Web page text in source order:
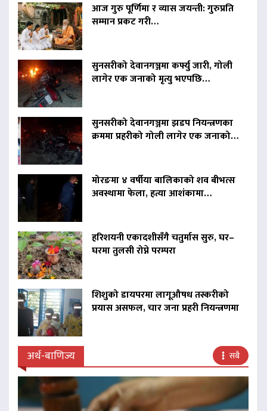
आज गुरु पूर्णिमा र व्यास जयन्ती: गुरुप्रति
सम्मान प्रकट गरी…
सुनसरीको देवानगञ्जमा कर्फ्यु जारी, गोली
लागेर एक जनाको मृत्यु भएपछि…
सुनसरीको देवानगञ्जमा झडप नियन्त्रणका
क्रममा प्रहरीको गोली लागेर एक जनाको…
मोरङमा ४ वर्षीया बालिकाको शव बीभत्स
अवस्थामा फेला, हत्या आशंकामा…
हरिशयनी एकादशीसँगै चतुर्मास सुरु, घर–
घरमा तुलसी रोप्ने परम्परा
शिशुको डायपरमा लागूऔषध तस्करीको
प्रयास असफल, चार जना प्रहरी नियन्त्रणमा
अर्थ-बाणिज्य सबै